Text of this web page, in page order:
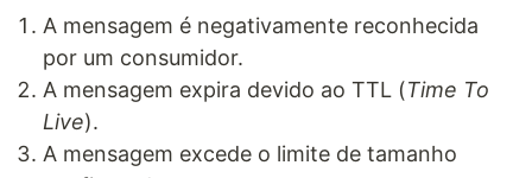
A mensagem é negativamente reconhecida
por um consumidor.
A mensagem expira devido ao TTL (Time To
Live).
A mensagem excede o limite de tamanho